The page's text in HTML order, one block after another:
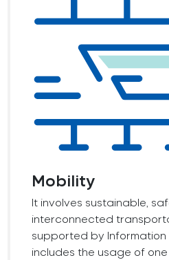
Mobility
It involves sustainable,
interconnected
supported by Information
includes the usage of